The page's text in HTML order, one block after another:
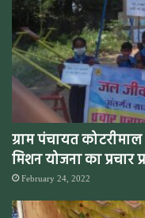
ग्राम पंचायत
मिशन योजना का प्रचार
February 24, 2022